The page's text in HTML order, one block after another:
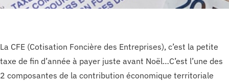
La CFE (Cotisation Foncière des Entreprises), c’est la petite
taxe de fin d’année à payer juste avant Noël…C’est l’une des
2 composantes de la contribution économique territoriale